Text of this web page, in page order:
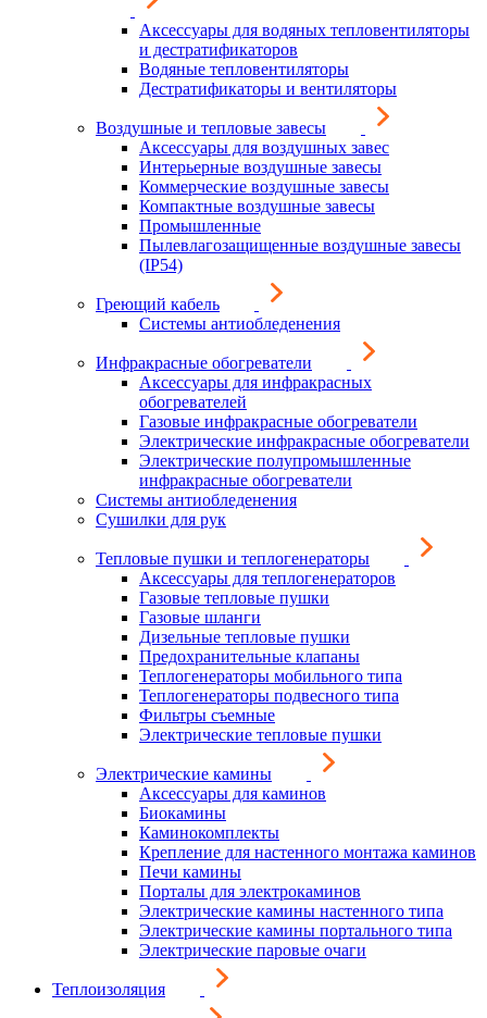
Аксессуары для водяных тепловентиляторы
и дестратификаторов
Водяные тепловентиляторы
Дестратификаторы и вентиляторы
Воздушные и тепловые завесы
Аксессуары для воздушных завес
Интерьерные воздушные завесы
Коммерческие воздушные завесы
Компактные воздушные завесы
Промышленные
Пылевлагозащищенные воздушные завесы
(IP54)
Греющий кабель
Системы антиобледенения
Инфракрасные обогреватели
Аксессуары для инфракрасных
обогревателей
Газовые инфракрасные обогреватели
Электрические инфракрасные обогреватели
Электрические полупромышленные
инфракрасные обогреватели
Системы антиобледенения
Сушилки для рук
Тепловые пушки и теплогенераторы
Аксессуары для теплогенераторов
Газовые тепловые пушки
Газовые шланги
Дизельные тепловые пушки
Предохранительные клапаны
Теплогенераторы мобильного типа
Теплогенераторы подвесного типа
Фильтры съемные
Электрические тепловые пушки
Электрические камины
Аксессуары для каминов
Биокамины
Каминокомплекты
Крепление для настенного монтажа каминов
Печи камины
Порталы для электрокаминов
Электрические камины настенного типа
Электрические камины портального типа
Электрические паровые очаги
Теплоизоляция